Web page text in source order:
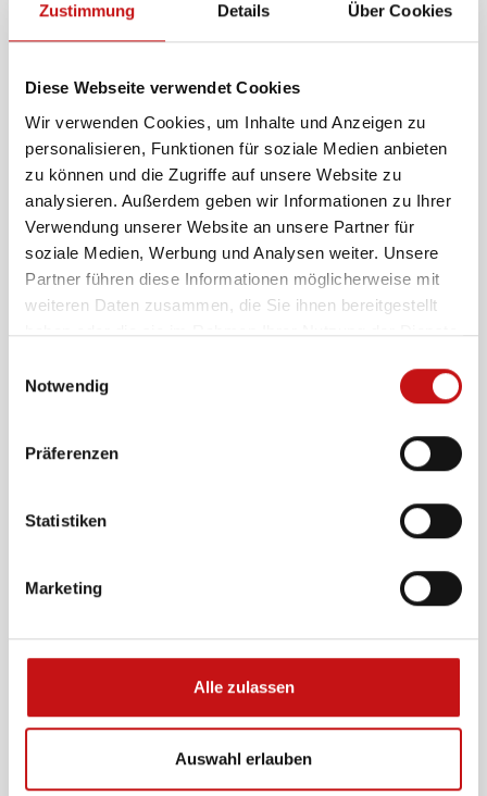
Zustimmung Details Über Cookies
Diese Webseite verwendet Cookies
Wir verwenden Cookies, um Inhalte und Anzeigen zu
personalisieren, Funktionen für soziale Medien anbieten
zu können und die Zugriffe auf unsere Website zu
analysieren. Außerdem geben wir Informationen zu Ihrer
Verwendung unserer Website an unsere Partner für
soziale Medien, Werbung und Analysen weiter. Unsere
Partner führen diese Informationen möglicherweise mit
weiteren Daten zusammen, die Sie ihnen bereitgestellt
haben oder die sie im Rahmen Ihrer Nutzung der Dienste
Notwendig
Präferenzen
Statistiken
Marketing
Alle zulassen
Auswahl erlauben